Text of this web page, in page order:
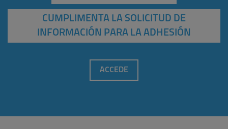
CUMPLIMENTA LA SOLICITUD DE
INFORMACIÓN PARA LA ADHESIÓN
ACCEDE